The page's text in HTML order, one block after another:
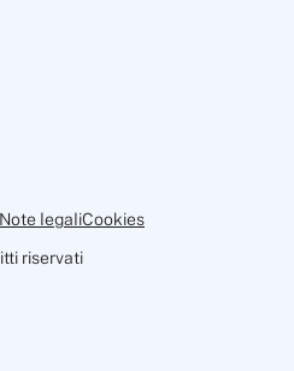
riservati
legaliCookies